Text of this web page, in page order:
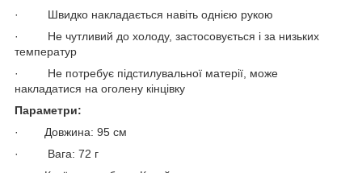
· Швидко накладається навіть однією рукою
· Не чутливий до холоду, застосовується і за низьких
температур
· Не потребує підстилувальної матерії, може
накладатися на оголену кінцівку
Параметри:
· Довжина: 95 см
· Вага: 72 г